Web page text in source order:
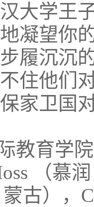
大学王
凝望你
履沉沉
住他们
家卫国
教育学
（慕
古），